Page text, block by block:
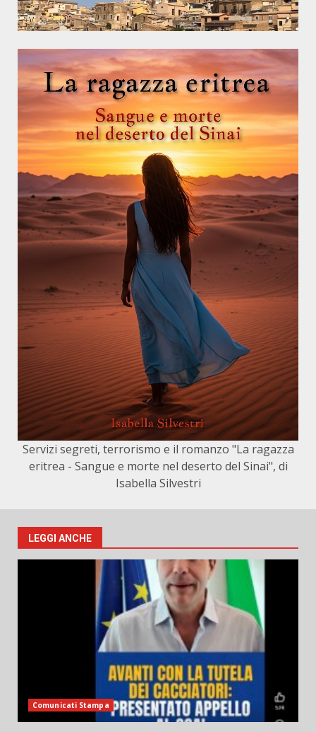
Servizi segreti, terrorismo e il romanzo "La ragazza
eritrea - Sangue e morte nel deserto del Sinai", di
Isabella Silvestri
LEGGI ANCHE
Comunicati Stampa